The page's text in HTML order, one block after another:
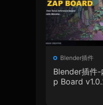
Blender插件
Blender插件-
p Board